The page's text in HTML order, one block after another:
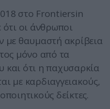
στο Frontiersin
οι άνθρωποι
με θαυμαστή ακρίβεια
μόνο από τα
ότι η παχυσαρκία
με καρδιαγγειακούς,
δείκτες.